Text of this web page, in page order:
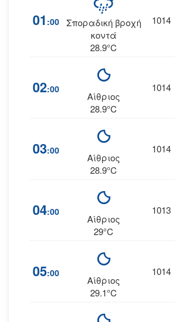
01 :00 Σποραδική βροχή
κοντά
28.9°C
1014
02:00
Αίθριος
28.9°C
1014
03:00
Αίθριος
28.9°C
1014
04:00
Αίθριος
29°C
1013
05:00
Αίθριος
29.1°C
1014